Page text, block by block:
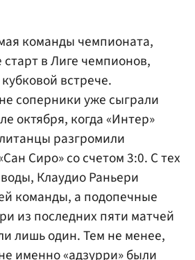
команды чемпионата,
в Лиге чемпионов,
встрече.
соперники уже сыграли
октября, когда «Интер»
разгромили
Сиро» со счетом 3:0. С тех
Клаудио Раньери
команды, а подопечные
из последних пяти матчей
лишь один. Тем не менее,
именно «адзурри» были